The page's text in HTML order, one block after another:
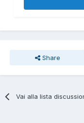
Share
Vai alla lista